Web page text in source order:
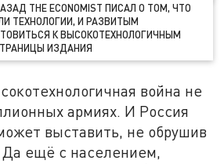
THE ECONOMIST ПИСАЛ О ТОМ, ЧТО
ТЕХНОЛОГИИ, И РАЗВИТЫМ
К ВЫСОКОТЕХНОЛОГИЧНЫМ
ИЗДАНИЯ
война не
армиях. И Россия
выставить, не обрушив
Да ещё с населением,